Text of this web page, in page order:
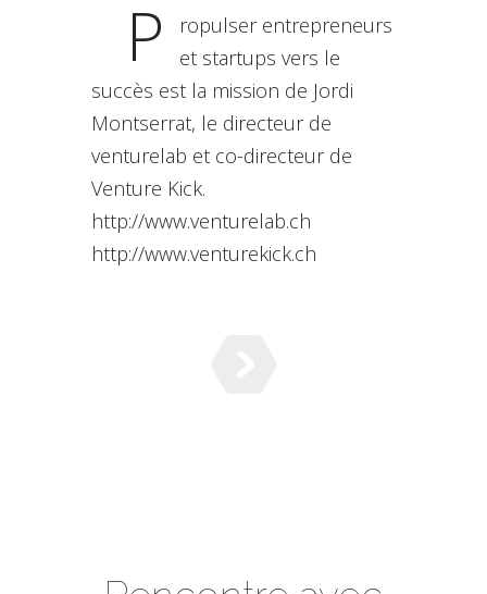
P
ropulser entrepreneurs
et startups vers le
succès est la mission de Jordi
Montserrat, le directeur de
venturelab et co-directeur de
Venture Kick.
http://www.venturelab.ch
http://www.venturekick.ch